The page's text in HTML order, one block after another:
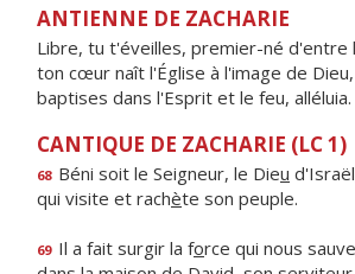
ANTIENNE DE ZACHARIE
Libre, tu t'éveilles, premier-né d'entre
ton cœur naît l'Église à l'image de
baptises dans l'Esprit et le feu, alléluia.
CANTIQUE DE ZACHARIE (LC 1)
68 Béni soit le Seigneur, le Dieu
qui visite et rachète son peuple.
69 Il a fait surgir la force qui nous sauve